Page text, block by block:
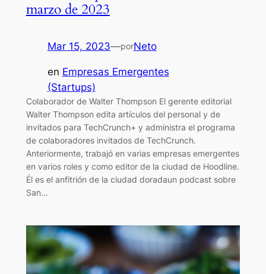
marzo de 2023
Mar 15, 2023—porNeto
en Empresas Emergentes
(Startups)
Colaborador de Walter Thompson El gerente editorial
Walter Thompson edita artículos del personal y de
invitados para TechCrunch+ y administra el programa
de colaboradores invitados de TechCrunch.
Anteriormente, trabajó en varias empresas emergentes
en varios roles y como editor de la ciudad de Hoodline.
Él es el anfitrión de la ciudad doradaun podcast sobre
San…